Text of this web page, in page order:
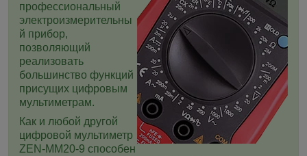
профессиональный
электроизмерительны
й прибор,
позволяющий
реализовать
большинство функций
присущих цифровым
мультиметрам.
Как и любой другой
цифровой мультиметр
ZEN-MM20-9 способен